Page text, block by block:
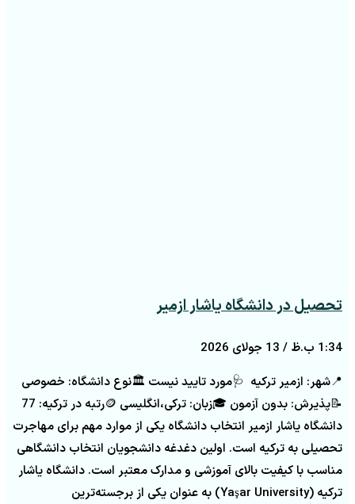
تحصیل در دانشگاه یاشار ازمیر
1:34 ب.ظ
📍شهر: ازمیر ترکیه 🩺مورد تایید نیست 🏛️نوع دانشگاه: خصوصی
📝پذیرش: بدون آزمون 🎓زبان: ترکی،انگلیسی 🪙رتبه در ترکیه: 77
دانشگاه یاشار ازمیر انتخاب دانشگاه یکی از موارد مهم برای مهاجرت
تحصیلی به ترکیه است. اولین دغدغه دانشجویان انتخاب دانشگاهی
مناسب با کیفیت بالای آموزشی و مدارک معتبر است. دانشگاه یاشار
ترکیه (Yaşar University) به عنوان یکی از برجسته‌ترین